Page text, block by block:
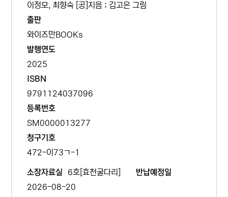
이정모, 최향숙 [공]지음 ; 김고은 그림
출판
와이즈만BOOKs
발행연도
2025
ISBN
9791124037096
등록번호
SM0000013277
청구기호
472-이73ㄱ-1
소장자료실 6호[효천굴다리] 반납예정일
2026-08-20